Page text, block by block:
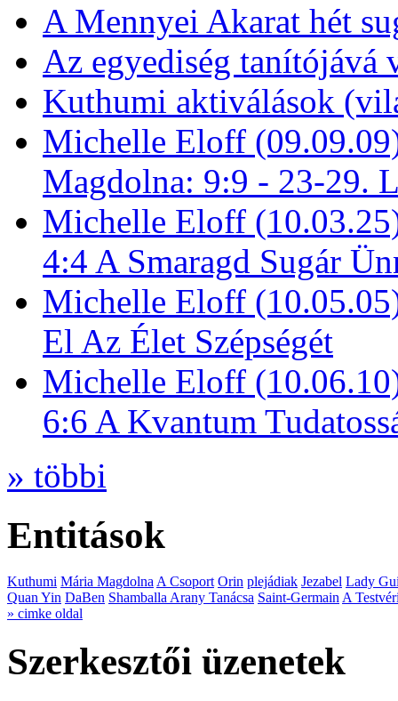
A Mennyei Akarat hét
Az egyediség tanítójává
Kuthumi aktiválások
Michelle Eloff
Magdolna: 9:9 - 23-29.
Michelle Eloff
4:4 A Smaragd Sugár
Michelle Eloff
El Az Élet Szépségét
Michelle Eloff
6:6 A Kvantum
» többi
Entitások
Kuthumi Mária MagdolnaA Csoport Orin plejádiak Jezabel Lady
Quan Yin DaBen Shamballa Arany Tanácsa Saint-GermainA
» cimke oldal
Szerkesztői üzenetek